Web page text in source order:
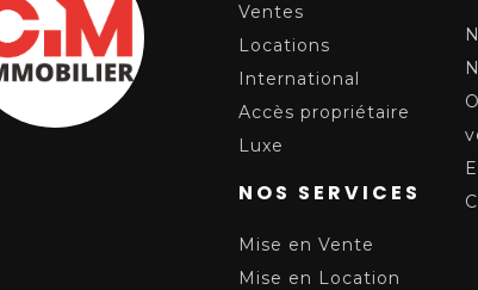
Ventes
Locations
International
Accès propriétaire
Luxe
NOS SERVICES
Mise en Vente
Mise en Location